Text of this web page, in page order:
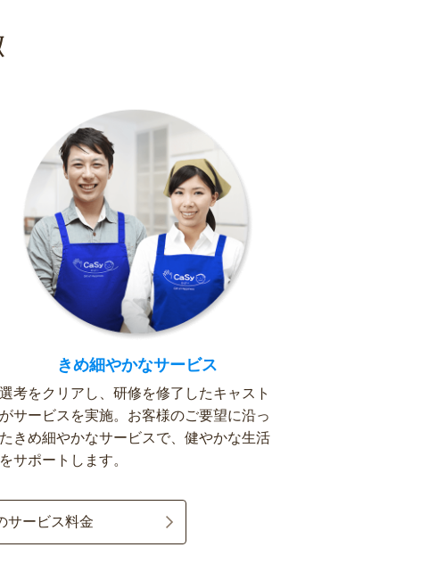
きめ細やかなサービス
選考をクリアし、研修を修了したキャスト
がサービスを実施。お客様のご要望に沿っ
たきめ細やかなサービスで、健やかな生活
をサポートします。
サービス料金